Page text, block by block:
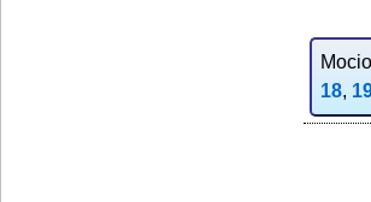
18,